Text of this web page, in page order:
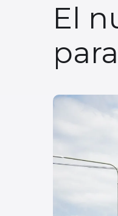
El